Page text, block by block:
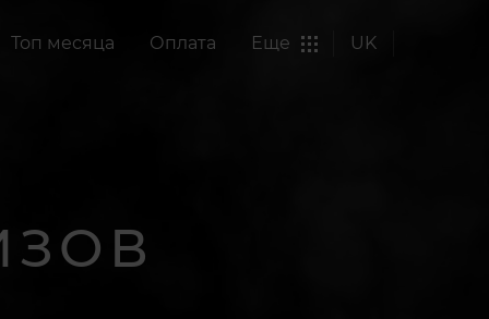
Топ месяца Оплата Еще UK